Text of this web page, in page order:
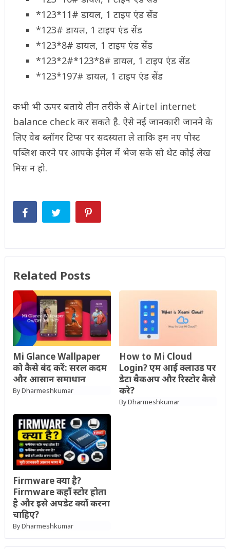
*123*11# डायल, 1 टाइप एंड सेंड
*123# डायल, 1 टाइप एंड सेंड
*123*8# डायल, 1 टाइप एंड सेंड
*123*2#*123*8# डायल, 1 टाइप एंड सेंड
*123*197# डायल, 1 टाइप एंड सेंड
कभी भी ऊपर बताये तीन तरीके से Airtel internet
balance check कर सकते है. ऐसे नई जानकारी जानने के
लिए वेब ब्लॉगर टिप्स पर सदस्यता ले ताकि हम नए पोस्ट
पब्लिश करने पर आपके ईमेल में भेज सके सो थेट कोई लेख
मिस न हो.
Related Posts
Mi Glance Wallpaper
को कैसे बंद करें: सरल कदम
और आसान समाधान
ByDharmeshkumar
How to Mi Cloud
Login? एम आई क्लाउड पर
डेटा बैकअप और रिस्टोर कैसे
करे?
ByDharmeshkumar
Firmware क्या है?
Firmware कहाँ स्टोर होता
है और इसे अपडेट क्यों करना
चाहिए?
ByDharmeshkumar